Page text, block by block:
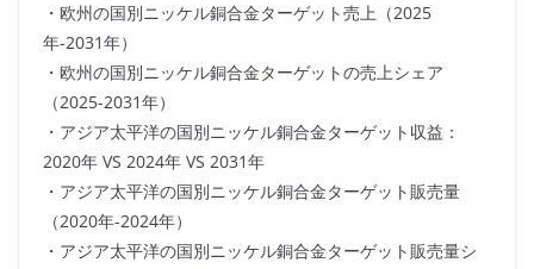
・欧州の国別ニッケル銅合金ターゲット売上（2025
年-2031年）
・欧州の国別ニッケル銅合金ターゲットの売上シェア
（2025-2031年）
・アジア太平洋の国別ニッケル銅合金ターゲット収益：
2020年 VS 2024年 VS 2031年
・アジア太平洋の国別ニッケル銅合金ターゲット販売量
（2020年-2024年）
・アジア太平洋の国別ニッケル銅合金ターゲット販売量シ